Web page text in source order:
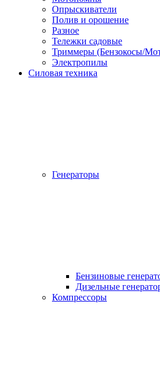
Опрыскиватели
Полив и орошение
Разное
Тележки садовые
Триммеры (Бензокосы/
Электропилы
Силовая техника
Генераторы
Бензиновые
Дизельные
Компрессоры